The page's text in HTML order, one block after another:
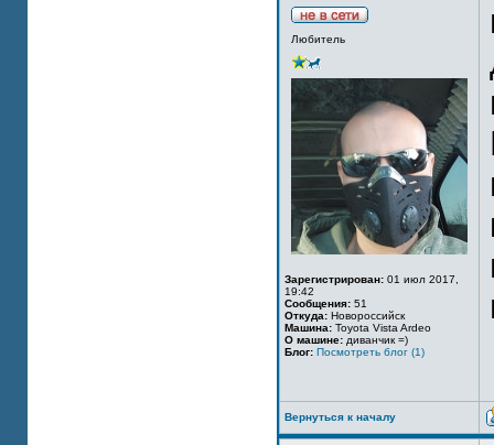
Любитель
Зарегистрирован: 01 июл 2017,
19:42
Сообщения: 51
Откуда: Новороссийск
Машина: Toyota Vista Ardeo
О машине: диванчик =)
Блог: Посмотреть блог (1)
Вернуться к началу